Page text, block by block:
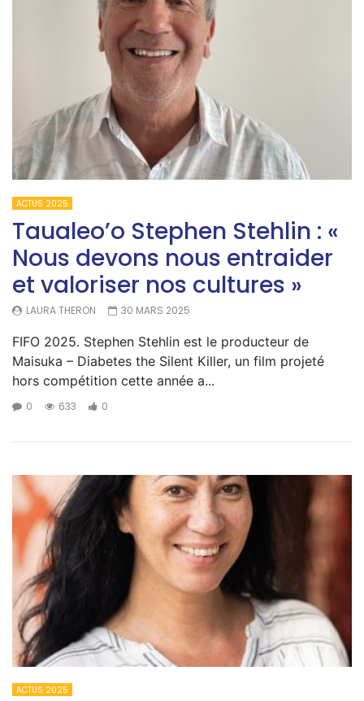
ACTUS 2025
Taualeo’o Stephen Stehlin : «
Nous devons nous entraider
et valoriser nos cultures »
LAURA THERON 30 MARS 2025
FIFO 2025. Stephen Stehlin est le producteur de
Maisuka – Diabetes the Silent Killer, un film projeté
hors compétition cette année a...
0 633 0
ACTUS 2025